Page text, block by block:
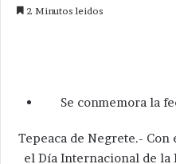
2 Minutos leidos
Se conmemora la
Tepeaca de Negrete.-
el Día Internacional de